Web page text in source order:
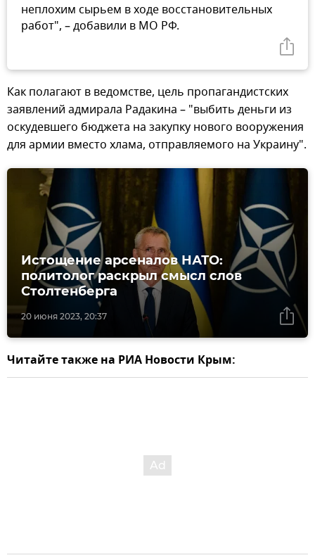
неплохим сырьем в ходе восстановительных
работ", – добавили в МО РФ.
Как полагают в ведомстве, цель пропагандистских
заявлений адмирала Радакина – "выбить деньги из
оскудевшего бюджета на закупку нового вооружения
для армии вместо хлама, отправляемого на Украину".
20 июня 2023, 20:37
Истощение арсеналов НАТО:
политолог раскрыл смысл слов
Столтенберга
Читайте также на РИА Новости Крым: